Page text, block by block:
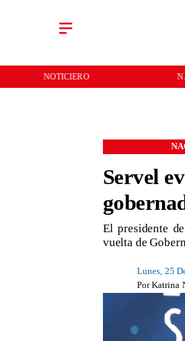
NACIONAL
Servel
​El presidente
vuelta de
Lunes, 25
Katrina
Por